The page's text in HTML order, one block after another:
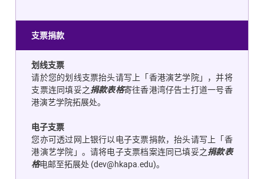
支票捐款
划线支票
请於您的划线支票抬头请写上「香港演艺学院」，并将
支票连同填妥之捐款表格寄往香港湾仔告士打道一号香
港演艺学院拓展处。
电子支票
您亦可透过网上银行以电子支票捐款，抬头请写上「香
港演艺学院」。请将电子支票档案连同已填妥之捐款表
格电邮至拓展处 (dev@hkapa.edu)。